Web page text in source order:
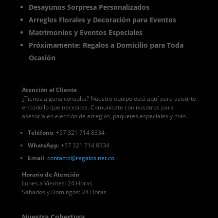
Desayunos Sorpresa Personalizados
Arreglos Florales y Decoración para Eventos
Matrimonios y Eventos Especiales
Próximamente: Regalos a Domicilio para Toda
Ocasión
Atención al Cliente
¿Tienes alguna consulta? Nuestro equipo está aquí para asistirte
en todo lo que necesites. Comunícate con nosotros para
asesoría en elección de arreglos, paquetes especiales y más.
Teléfono: +57 321 714 8334
WhatsApp: +57 321 714 8334
Email: contacto@regalos.net.co
Horario de Atención
Lunes a Viernes: 24 Horas
Sábados y Domingos: 24 Horas